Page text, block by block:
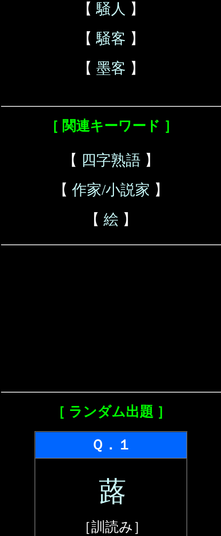
【騒人 】
【騒客 】
【 墨客 】
［ 関連キーワード ］
【 四字熟語 】
【 作家/小説家 】
【 絵 】
［ ランダム出題 ］
Ｑ．１
蕗
［訓読み］